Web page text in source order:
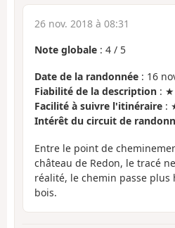
26 nov. 2018 à 08:31
Note globale : 4 / 5
Date de la randonnée : 16
Fiabilité de la description :
Facilité à suivre l'itinéraire :
Intérêt du circuit de
Entre le point de
château de Redon, le tracé
réalité, le chemin passe plus
bois.